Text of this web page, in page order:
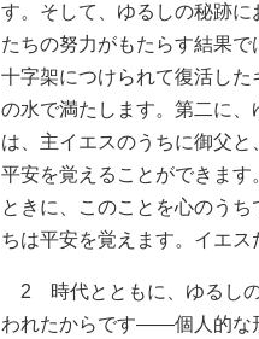
す。そして、ゆるしの秘跡
たちの努力がもたらす結果で
十字架につけられて復活し
の水で満たします。第二に
は、主イエスのうちに御父
平安を覚えることができます
ときに、このことを心のう
ちは平安を覚えます。イエス
2 時代とともに、ゆるし
われたからです――個人的な